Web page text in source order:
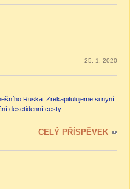
25. 1. 2020
Ruska. Zrekapitulujeme si nyní
desetidenní cesty.
CELÝ PŘÍSPĚVEK